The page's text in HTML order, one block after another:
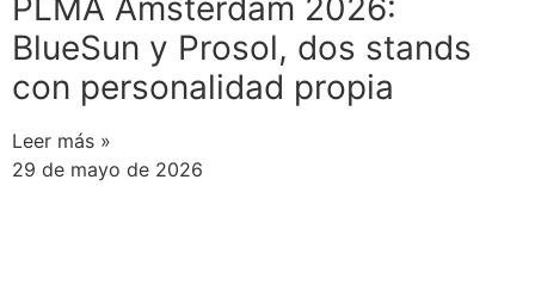
PLMA Amsterdam 2026:
BlueSun y Prosol, dos stands
con personalidad propia
Leer más »
29 de mayo de 2026